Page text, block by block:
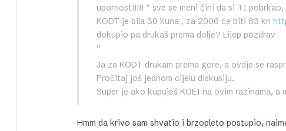
upornost!!!!! ” sve se meni čini da si TI
KODT je bila 30 kuna , za 2006 će biti 63 kn
dokupio pa drukaš prema dolje? Lijep pozdrav
”
Ja za KODT drukam prema gore, a ovdje se
Pročitaj još jednom cijelu diskusiju.
Super je ako kupuješ KOEI na ovim razinama, a
Hmm da krivo sam shvatio i brzopleto postupio,